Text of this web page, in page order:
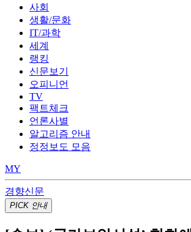
사회
생활/문화
IT/과학
세계
랭킹
신문보기
오피니언
TV
팩트체크
언론사별
알고리즘 안내
정정보도 모음
MY
경향신문
PICK 안내